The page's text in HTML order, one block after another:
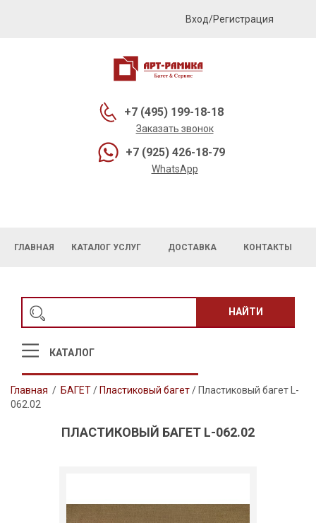
Вход/Регистрация
+7 (495) 199-18-18
Заказать звонок
+7 (925) 426-18-79
WhatsApp
ГЛАВНАЯ КАТАЛОГ УСЛУГ ДОСТАВКА КОНТАКТЫ
НАЙТИ
КАТАЛОГ
Главная / БАГЕТ/ Пластиковый багет/ Пластиковый багет L-
062.02
ПЛАСТИКОВЫЙ БАГЕТ L-062.02